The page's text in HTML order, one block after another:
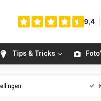
Tips & Tricks